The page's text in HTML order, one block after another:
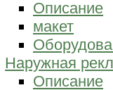
Описание
макет
Наружная
Описание